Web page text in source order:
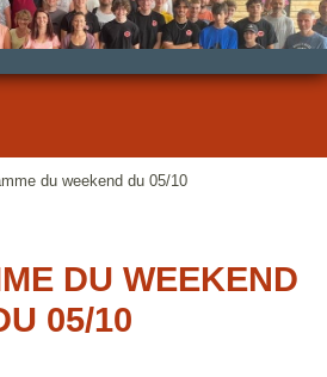
du weekend du 05/10
DU WEEKEND
05/10